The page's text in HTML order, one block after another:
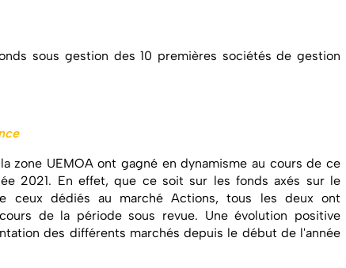
sous gestion des 10 premières sociétés de gestion
zone UEMOA ont gagné en dynamisme au cours de ce
2021. En effet, que ce soit sur les fonds axés sur le
ceux dédiés au marché Actions, tous les deux ont
de la période sous revue. Une évolution positive
des différents marchés depuis le début de l'année